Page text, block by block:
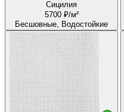
Сицилия
5700 ₽/м²
Бесшовные, Водостойкие